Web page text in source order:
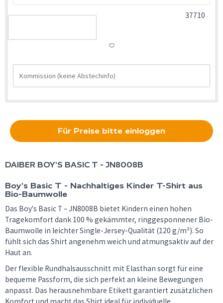
37710
Für Preise bitte einloggen
DAIBER BOY'S BASIC T - JN8008B
Boy's Basic T - Nachhaltiges Kinder T-Shirt aus
Bio-Baumwolle
Das Boy's Basic T – JN8008B bietet Kindern einen hohen
Tragekomfort dank 100 % gekämmter, ringgesponnener Bio-
Baumwolle in leichter Single-Jersey-Qualität (120 g/m²). So
fühlt sich das Shirt angenehm weich und atmungsaktiv auf der
Haut an.
Der flexible Rundhalsausschnitt mit Elasthan sorgt für eine
bequeme Passform, die sich perfekt an kleine Bewegungen
anpasst. Das herausnehmbare Etikett garantiert zusätzlichen
Komfort und macht das Shirt ideal für individuelle